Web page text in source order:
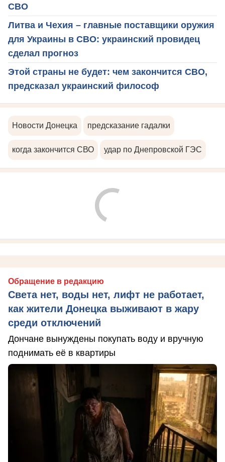
СВО
Литва и Чехия – главные поставщики оружия
для Украины в СВО: украинский провидец
сделал прогноз
Этой страны не будет: чем закончится СВО,
предсказал украинский философ
Новости Донецка предсказание гадалки
когда закончится СВО удар по Днепровской ГЭС
Обращение в редакцию
Света нет, воды нет, лифт не работает,
как жители Донецка выживают в жару
среди отключений
Дончане вынуждены покупать воду и вручную
поднимать её в квартиры